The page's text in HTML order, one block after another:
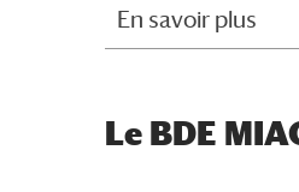
En savoir plus
Le BDE